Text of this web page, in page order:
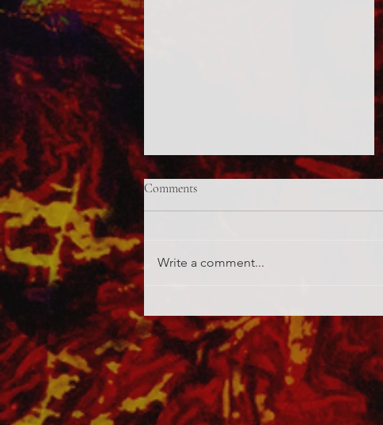
rendkívüli eljárásrend
Comments
Write a comment...